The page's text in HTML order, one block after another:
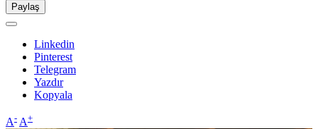
Paylaş
Linkedin
Pinterest
Telegram
Yazdır
Kopyala
A- A+